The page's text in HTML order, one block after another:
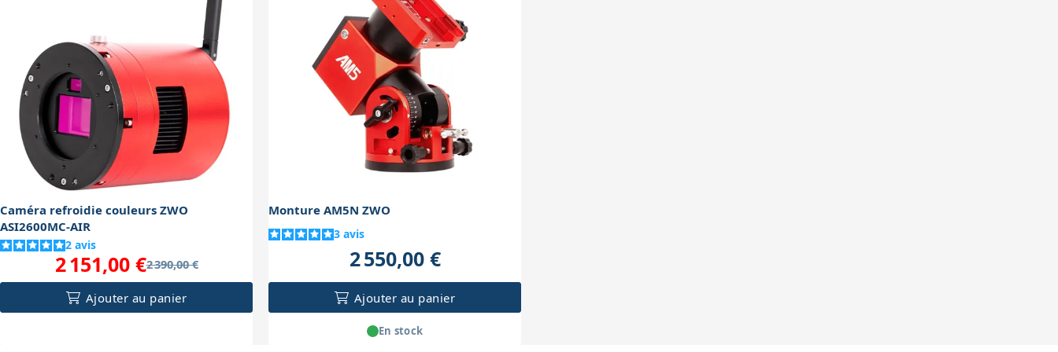
Caméra refroidie couleurs ZWO
ASI2600MC-AIR
2 avis
2 390,00 €
2 151,00 €
Ajouter au panier
Monture AM5N ZWO
3 avis
2 550,00 €
Ajouter au panier
En stock